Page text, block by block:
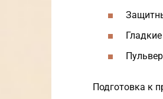
Подготовка к